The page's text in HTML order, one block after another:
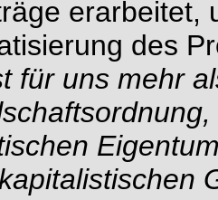
erarbeitet,
des
für uns mehr